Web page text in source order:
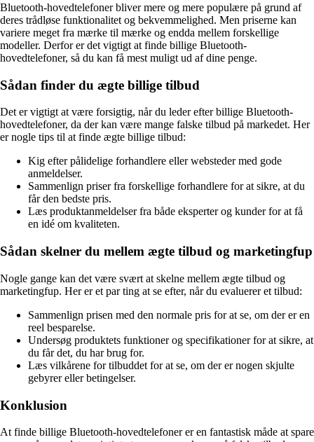
Bluetooth-hovedtelefoner bliver mere og mere populære på grund af
deres trådløse funktionalitet og bekvemmelighed. Men priserne kan
variere meget fra mærke til mærke og endda mellem forskellige
modeller. Derfor er det vigtigt at finde billige Bluetooth-
hovedtelefoner, så du kan få mest muligt ud af dine penge.
Sådan finder du ægte billige tilbud
Det er vigtigt at være forsigtig, når du leder efter billige Bluetooth-
hovedtelefoner, da der kan være mange falske tilbud på markedet. Her
er nogle tips til at finde ægte billige tilbud:
Kig efter pålidelige forhandlere eller websteder med gode
anmeldelser.
Sammenlign priser fra forskellige forhandlere for at sikre, at du
får den bedste pris.
Læs produktanmeldelser fra både eksperter og kunder for at få
en idé om kvaliteten.
Sådan skelner du mellem ægte tilbud og marketingfup
Nogle gange kan det være svært at skelne mellem ægte tilbud og
marketingfup. Her er et par ting at se efter, når du evaluerer et tilbud:
Sammenlign prisen med den normale pris for at se, om der er en
reel besparelse.
Undersøg produktets funktioner og specifikationer for at sikre, at
du får det, du har brug for.
Læs vilkårene for tilbuddet for at se, om der er nogen skjulte
gebyrer eller betingelser.
Konklusion
At finde billige Bluetooth-hovedtelefoner er en fantastisk måde at spare